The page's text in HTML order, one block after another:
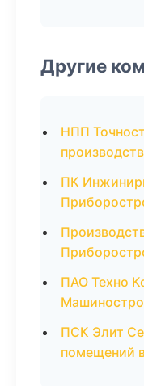
Другие
НПП
ПК
ПАО Техно
ПСК Элит
помещений